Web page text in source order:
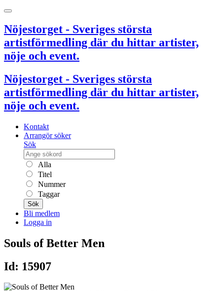
Nöjestorget - Sveriges största
artistförmedling där du hittar artister,
nöje och event.
Nöjestorget - Sveriges största
artistförmedling där du hittar artister,
nöje och event.
Kontakt
Arrangör söker
Sök
Alla
Titel
Nummer
Taggar
Sök
Bli medlem
Logga in
Souls of Better Men
Id: 15907